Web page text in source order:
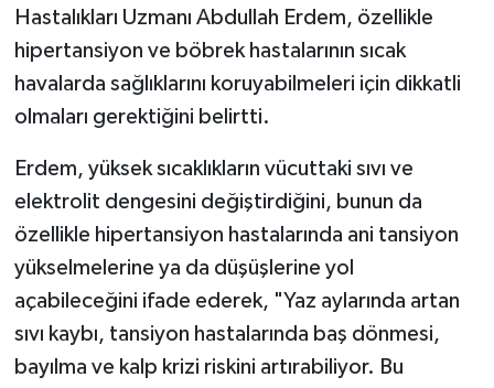
Hastalıkları Uzmanı Abdullah Erdem, özellikle
hipertansiyon ve böbrek hastalarının sıcak
havalarda sağlıklarını koruyabilmeleri için dikkatli
olmaları gerektiğini belirtti.
Erdem, yüksek sıcaklıkların vücuttaki sıvı ve
elektrolit dengesini değiştirdiğini, bunun da
özellikle hipertansiyon hastalarında ani tansiyon
yükselmelerine ya da düşüşlerine yol
açabileceğini ifade ederek, "Yaz aylarında artan
sıvı kaybı, tansiyon hastalarında baş dönmesi,
bayılma ve kalp krizi riskini artırabiliyor. Bu
TEKNOLOJİ
YAŞAM
KÜLTÜR SANAT